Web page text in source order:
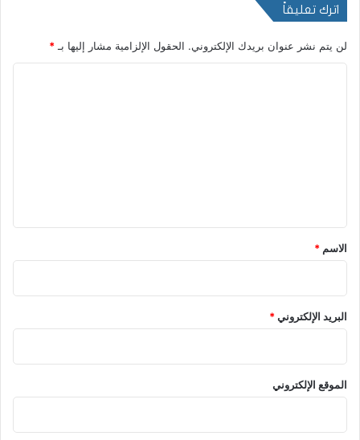
اترك تعليقاً
لن يتم نشر عنوان بريدك الإلكتروني. الحقول الإلزامية مشار إليها بـ*
*
الاسم *
البريد الإلكتروني*
الموقع الإلكتروني